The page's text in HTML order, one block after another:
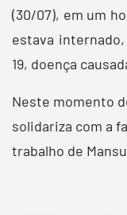
(30/07), em um
estava
19, doença
Neste momento
solidariza com a
trabalho de